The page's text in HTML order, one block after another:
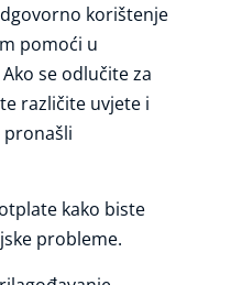
korištenje
pomoći u
se odlučite za
različite uvjete i
pronašli
kako biste
probleme.